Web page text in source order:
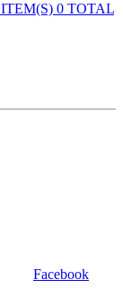
ITEM(S) 0 TOTAL
Facebook